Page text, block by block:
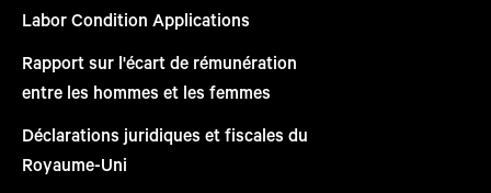
Labor Condition Applications
Rapport sur l'écart de rémunération
entre les hommes et les femmes
Déclarations juridiques et fiscales du
Royaume-Uni